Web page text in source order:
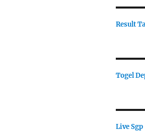
Result
Togel
Live Sgp